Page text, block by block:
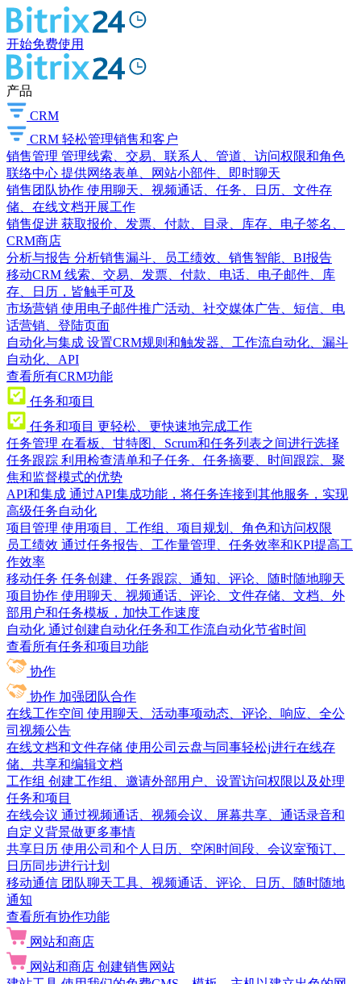
开始免费使用
产品
CRM
CRM 轻松管理销售和客户
销售管理 管理线索、交易、联系人、管道、访问权限和角色
联络中心 提供网络表单、网站小部件、即时聊天
销售团队协作 使用聊天、视频通话、任务、日历、文件存
储、在线文档开展工作
销售促进 获取报价、发票、付款、目录、库存、电子签名、
CRM商店
分析与报告 分析销售漏斗、员工绩效、销售智能、BI报告
移动CRM 线索、交易、发票、付款、电话、电子邮件、库
存、日历，皆触手可及
市场营销 使用电子邮件推广活动、社交媒体广告、短信、电
话营销、登陆页面
自动化与集成 设置CRM规则和触发器、工作流自动化、漏斗
自动化、API
查看所有CRM功能
任务和项目
任务和项目 更轻松、更快速地完成工作
任务管理 在看板、甘特图、Scrum和任务列表之间进行选择
任务跟踪 利用检查清单和子任务、任务摘要、时间跟踪、聚
焦和监督模式的优势
API和集成 通过API集成功能，将任务连接到其他服务，实现
高级任务自动化
项目管理 使用项目、工作组、项目规划、角色和访问权限
员工绩效 通过任务报告、工作量管理、任务效率和KPI提高工
作效率
移动任务 任务创建、任务跟踪、通知、评论、随时随地聊天
项目协作 使用聊天、视频通话、评论、文件存储、文档、外
部用户和任务模板，加快工作速度
自动化 通过创建自动化任务和工作流自动化节省时间
查看所有任务和项目功能
协作
协作 加强团队合作
在线工作空间 使用聊天、活动事项动态、评论、响应、全公
司视频公告
在线文档和文件存储 使用公司云盘与同事轻松j进行在线存
储、共享和编辑文档
工作组 创建工作组、邀请外部用户、设置访问权限以及处理
任务和项目
在线会议 通过视频通话、视频会议、屏幕共享、通话录音和
自定义背景做更多事情
共享日历 使用公司和个人日历、空闲时间段、会议室预订、
日历同步进行计划
移动通信 团队聊天工具、视频通话、评论、日历、随时随地
通知
查看所有协作功能
网站和商店
网站和商店 创建销售网站